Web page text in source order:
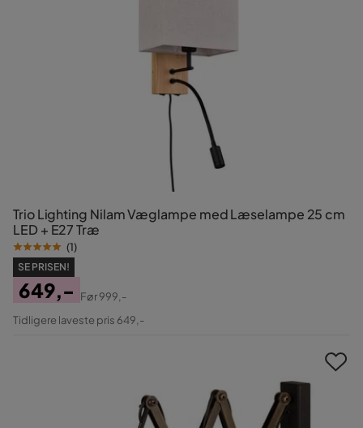
Trio Lighting Nilam Væglampe med Læselampe 25 cm
LED + E27 Træ
(1)
SE PRISEN!
Pris
649,-
Original
Før999,-
Tidligere laveste pris 649,-